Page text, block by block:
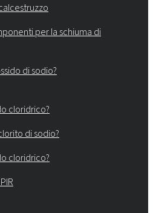
per la schiuma di
di sodio?
cloridrico?
di sodio?
cloridrico?